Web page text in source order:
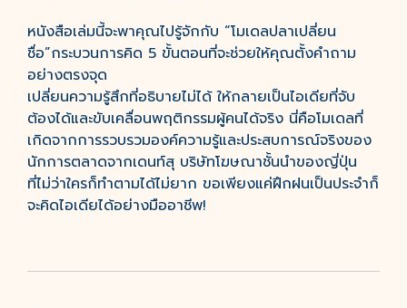
หนังสือเล่มนี้จะพาคุณไปรู้จักกับ “โมเดลปลาเปลี่ยน
ชื่อ”กระบวนการคิด 5 ขั้นตอนที่จะช่วยให้คุณตั้งคำถาม
อย่างตรงจุด
เปลี่ยนความรู้สึกที่อธิบายไม่ได้ ให้กลายเป็นไอเดียที่จับ
ต้องได้และขับเคลื่อนพฤติกรรมผู้คนได้จริง นี่คือโมเดลที่
เกิดจากการรวบรวมองค์ความรู้และประสบการณ์จริงของ
นักการตลาดจากเดนท์สุ บริษัทโฆษณาชั้นนำของญี่ปุ่น
ที่ไม่ว่าใครก็ทำตามได้ไม่ยาก ขอเพียงแค่ฝึกฝนเป็นประจำก็
จะคิดไอเดียได้อย่างมืออาชีพ!